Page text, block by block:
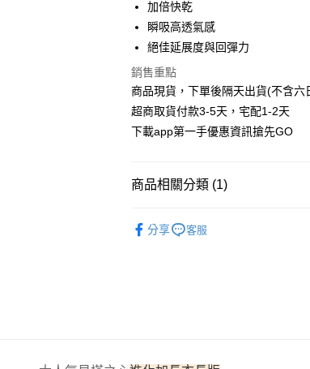
台新國際商業銀行
台灣樂天信用卡公司
聯邦商業銀行
元大商業銀行
玉山商業銀行
台灣樂天信用卡公司
悠遊付
相關說明
【關於「AFTEE先享後付」】
AFTEE先享後付是「在收到商品之後才
便利好安心！
１．簡單：不需註冊會員、不需綁卡、
付」結帳頁面，進行簡訊認證並確認金
ATM付款
全家取貨付款
加倍快乾
瞬吸高透氣感
絕佳延展度與回彈力
銷售重點
商品現貨，下單後隔天出貨(不含六
超商取貨付款3-5天，宅配1-2天
下載app第一手優惠資訊搶先GO
商品相關分類 (1)
分享
客服